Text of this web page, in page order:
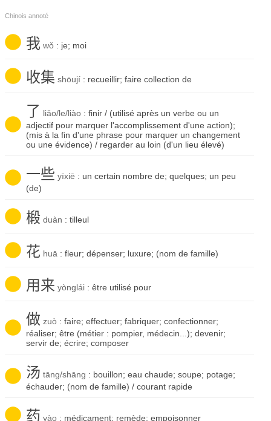
Chinois annoté
我 wǒ : je; moi
收集 shōují : recueillir; faire collection de
了 liǎo/le/liào : finir / (utilisé après un verbe ou un
adjectif pour marquer l'accomplissement d'une action);
(mis à la fin d'une phrase pour marquer un changement
ou une évidence) / regarder au loin (d'un lieu élevé)
一些 yīxiē : un certain nombre de; quelques; un peu
(de)
椴 duàn : tilleul
花 huā : fleur; dépenser; luxure; (nom de famille)
用来 yònglái : être utilisé pour
做 zuò : faire; effectuer; fabriquer; confectionner;
réaliser; être (métier : pompier, médecin...); devenir;
servir de; écrire; composer
汤 tāng/shāng : bouillon; eau chaude; soupe; potage;
échauder; (nom de famille) / courant rapide
药 yào : médicament; remède; empoisonner